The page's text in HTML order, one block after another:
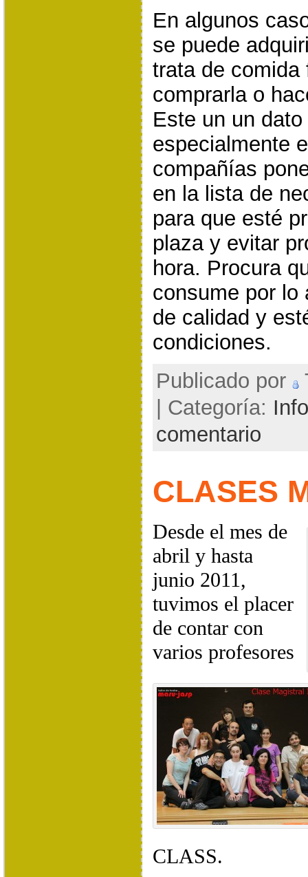
En algunos
se puede
trata de comida
comprarla o
Este un un
especialmente
compañías
en la lista de
para que esté
plaza y evitar
hora. Procura
consume por lo
de calidad y
condiciones.
Publicado por
| Categoría:
comentario
CLASES
Desde el mes de
abril y hasta
junio 2011,
tuvimos el placer
de contar con
varios profesores
CLASS.